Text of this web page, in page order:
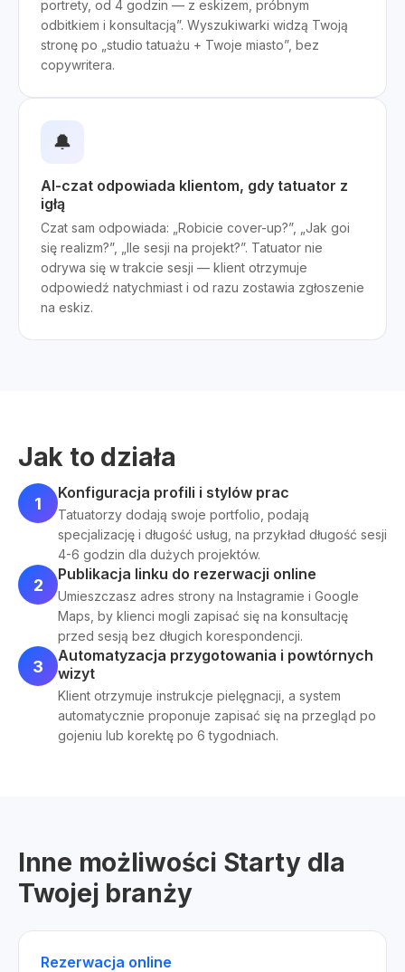
portrety, od 4 godzin — z eskizem, próbnym
odbitkiem i konsultacją”. Wyszukiwarki widzą Twoją
stronę po „studio tatuażu + Twoje miasto”, bez
copywritera.
🔔
AI-czat odpowiada klientom, gdy tatuator z
igłą
Czat sam odpowiada: „Robicie cover-up?”, „Jak goi
się realizm?”, „Ile sesji na projekt?”. Tatuator nie
odrywa się w trakcie sesji — klient otrzymuje
odpowiedź natychmiast i od razu zostawia zgłoszenie
na eskiz.
Jak to działa
1
Konfiguracja profili i stylów prac
Tatuatorzy dodają swoje portfolio, podają
specjalizację i długość usług, na przykład długość sesji
4-6 godzin dla dużych projektów.
2
Publikacja linku do rezerwacji online
Umieszczasz adres strony na Instagramie i Google
Maps, by klienci mogli zapisać się na konsultację
przed sesją bez długich korespondencji.
3
Automatyzacja przygotowania i powtórnych
wizyt
Klient otrzymuje instrukcje pielęgnacji, a system
automatycznie proponuje zapisać się na przegląd po
gojeniu lub korektę po 6 tygodniach.
Inne możliwości Starty dla
Twojej branży
Rezerwacja online